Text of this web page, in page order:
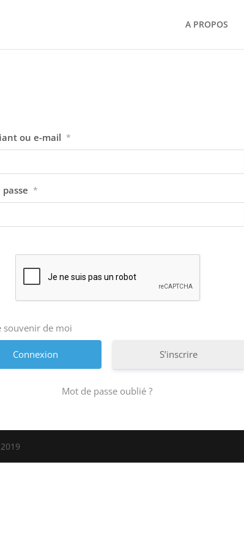
A PROPOS
ou e-mail *
*
souvenir de moi
S’inscrire
Mot de passe oublié ?